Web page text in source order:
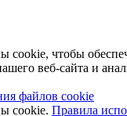
cookie, чтобы
веб-сайта и
файлов cookie
cookie. Правила